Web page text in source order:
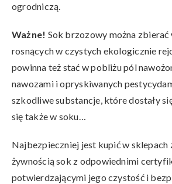
ogrodniczą.
Ważne! Sok brzozowy można zbierać
rosnących w czystych ekologicznie
powinna też stać w pobliżu pól
nawozami i opryskiwanych
szkodliwe substancje, które dostały
się także w soku…
Najbezpieczniej jest kupić w sklepach
żywnością sok z odpowiednimi
potwierdzającymi jego czystość i